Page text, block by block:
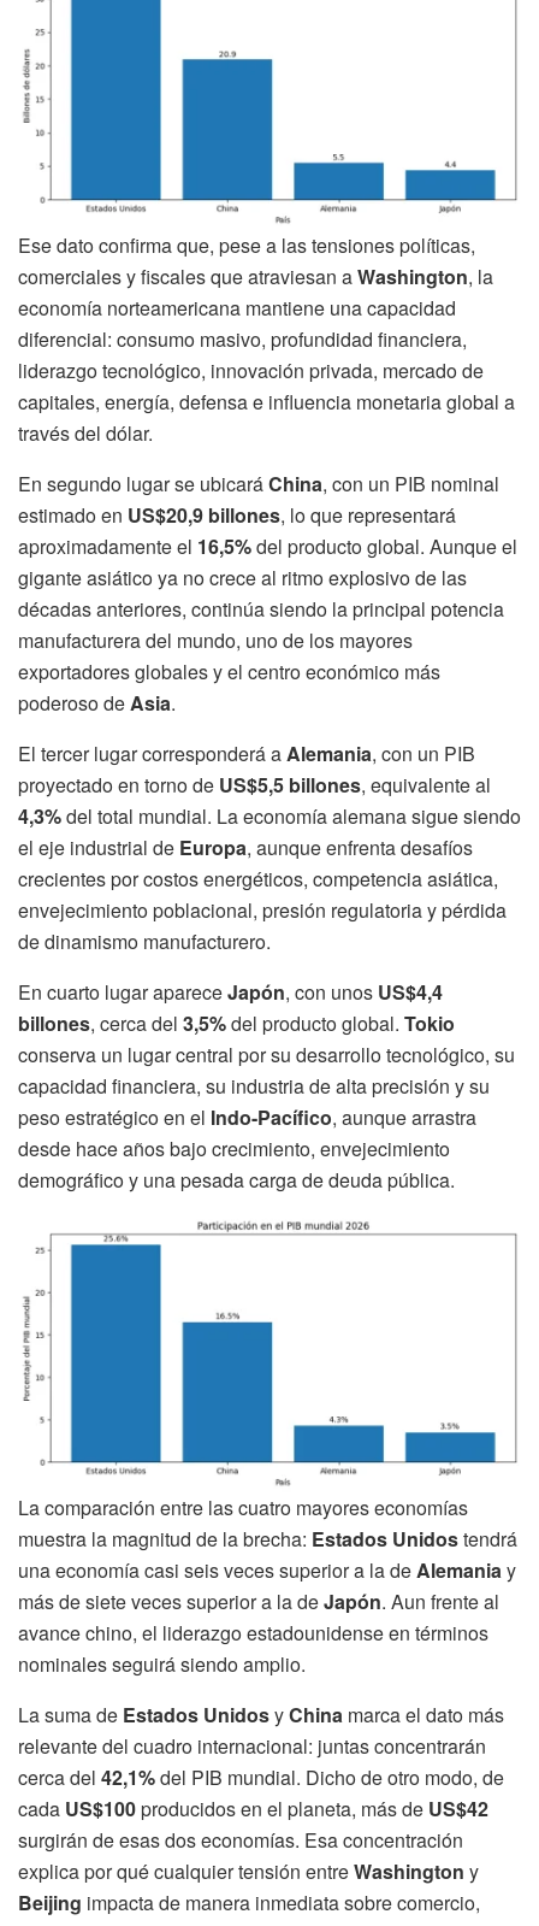
Ese dato confirma que, pese a las tensiones políticas,
comerciales y fiscales que atraviesan aWashington, la
economía norteamericana mantiene una capacidad
diferencial: consumo masivo, profundidad financiera,
liderazgo tecnológico, innovación privada, mercado de
capitales, energía, defensa e influencia monetaria global a
través del dólar.
En segundo lugar se ubicaráChina, con un PIB nominal
estimado en US$20,9 billones, lo que representará
aproximadamente el 16,5%del producto global. Aunque el
gigante asiático ya no crece al ritmo explosivo de las
décadas anteriores, continúa siendo la principal potencia
manufacturera del mundo, uno de los mayores
exportadores globales y el centro económico más
poderoso deAsia.
El tercer lugar corresponderá aAlemania, con un PIB
proyectado en torno de US$5,5 billones, equivalente al
4,3%del total mundial. La economía alemana sigue siendo
el eje industrial de Europa, aunque enfrenta desafíos
crecientes por costos energéticos, competencia asiática,
envejecimiento poblacional, presión regulatoria y pérdida
de dinamismo manufacturero.
En cuarto lugar apareceJapón, con unos US$4,4
billones, cerca del 3,5%del producto global. Tokio
conserva un lugar central por su desarrollo tecnológico, su
capacidad financiera, su industria de alta precisión y su
peso estratégico en el Indo-Pacífico, aunque arrastra
desde hace años bajo crecimiento, envejecimiento
demográfico y una pesada carga de deuda pública.
La comparación entre las cuatro mayores economías
muestra la magnitud de la brecha: Estados Unidostendrá
una economía casi seis veces superior a la deAlemaniay
más de siete veces superior a la deJapón. Aun frente al
avance chino, el liderazgo estadounidense en términos
nominales seguirá siendo amplio.
La suma de Estados UnidosyChina marca el dato más
relevante del cuadro internacional: juntas concentrarán
cerca del 42,1%del PIB mundial. Dicho de otro modo, de
cada US$100producidos en el planeta, más de US$42
surgirán de esas dos economías. Esa concentración
explica por qué cualquier tensión entreWashington y
Beijing impacta de manera inmediata sobre comercio,